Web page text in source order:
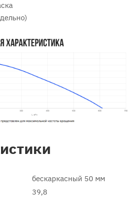
бескаркасный 50 мм
39,8